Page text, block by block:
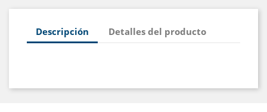
Descripción Detalles del producto